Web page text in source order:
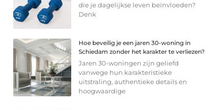
die je dagelijkse leven beïnvloeden?
Denk
Hoe beveilig je een jaren 30-woning in
Schiedam zonder het karakter te verliezen?
Jaren 30-woningen zijn geliefd
vanwege hun karakteristieke
uitstraling, authentieke details en
hoogwaardige